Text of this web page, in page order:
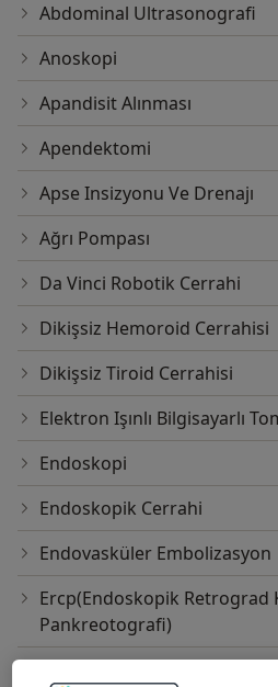
Abdominal Ultrasonografi
Anoskopi
Apandisit Alınması
Apendektomi
Apse Insizyonu Ve Drenajı
Ağrı Pompası
Da Vinci Robotik Cerrahi
Dikişsiz Hemoroid Cerrahisi
Dikişsiz Tiroid Cerrahisi
Elektron Işınlı Bilgisayarlı
Endoskopi
Endoskopik Cerrahi
Endovasküler Embolizasyon
Ercp(Endoskopik Retrograd
Pankreotografi)